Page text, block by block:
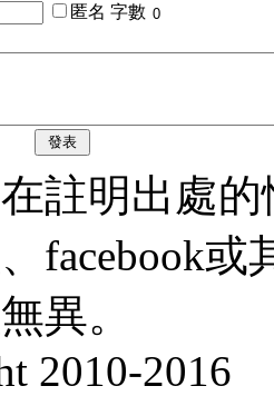
匿名 字數
發表
註明出處
facebook
異。
2010-2016